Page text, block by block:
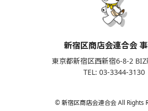
新宿区商店会連合会
東京都新宿区西新宿6-8-2
TEL: 03-3344-3130
© 新宿区商店会連合会 All Rights